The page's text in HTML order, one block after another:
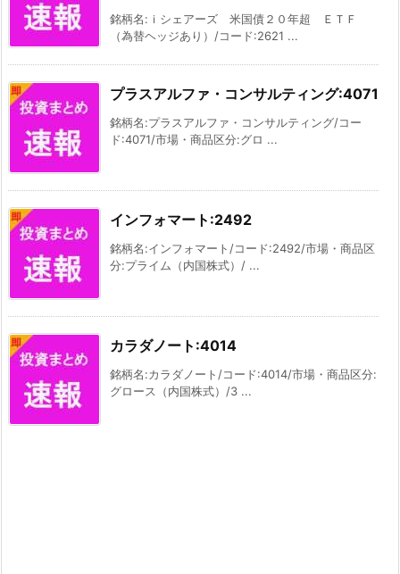
銘柄名:ｉシェアーズ 米国債２０年超 ＥＴＦ
（為替ヘッジあり）/コード:2621 ...
プラスアルファ・コンサルティング:4071
銘柄名:プラスアルファ・コンサルティング/コー
ド:4071/市場・商品区分:グロ ...
インフォマート:2492
銘柄名:インフォマート/コード:2492/市場・商品区
分:プライム（内国株式）/ ...
カラダノート:4014
銘柄名:カラダノート/コード:4014/市場・商品区分:
グロース（内国株式）/3 ...